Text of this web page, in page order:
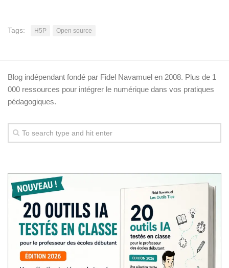
Tags: H5P Open source
Blog indépendant fondé par Fidel Navamuel en 2008. Plus de 1
000 ressources pour intégrer le numérique dans vos pratiques
pédagogiques.